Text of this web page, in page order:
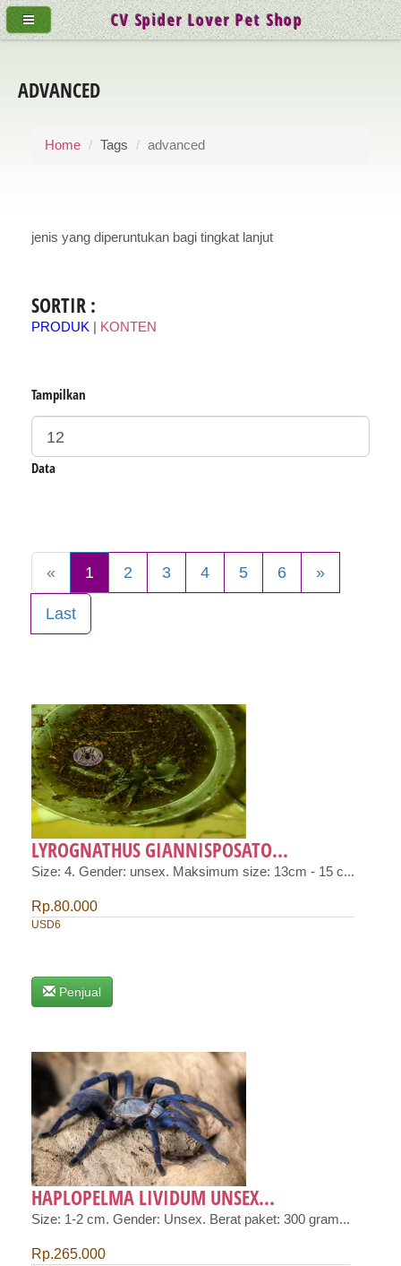
ADVANCED
Home Tags advanced
jenis yang diperuntukan bagi tingkat lanjut
SORTIR :
PRODUK KONTEN
Tampilkan
Data
« 1 2 3 4 5 6 »
Last
LYROGNATHUS GIANNISPOSATO...
Size: 4. Gender: unsex. Maksimum size: 13cm - 15 c...
Rp.80.000
USD6
Penjual
HAPLOPELMA LIVIDUM UNSEX...
Size: 1-2 cm. Gender: Unsex. Berat paket: 300 gram...
Rp.265.000
CV Spider Lover Pet Shop